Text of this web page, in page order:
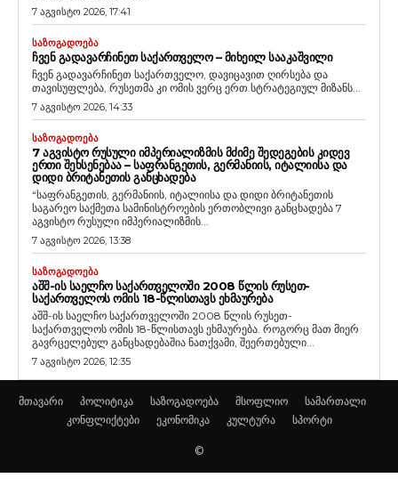
7 აგვისტო 2026, 17:41
ᲡᲐᲖᲝᲒᲐᲓᲝᲔᲑᲐ
ᲩᲕᲔᲜ ᲒᲐᲓᲐᲕᲐᲠᲩᲘᲜᲔᲗ ᲡᲐᲥᲐᲠᲗᲕᲔᲚᲝ – ᲛᲘᲮᲔᲘᲚ ᲡᲐᲐᲙᲐᲨᲕᲘᲚᲘ
ჩვენ გადავარჩინეთ საქართველო, დავიცავით ღირსება და
თავისუფლება, რუსეთმა კი ომის ვერც ერთ სტრატეგიულ მიზანს...
7 აგვისტო 2026, 14:33
ᲡᲐᲖᲝᲒᲐᲓᲝᲔᲑᲐ
7 ᲐᲒᲕᲘᲡᲢᲝ ᲠᲣᲡᲣᲚᲘ ᲘᲛᲞᲔᲠᲘᲐᲚᲘᲖᲛᲘᲡ ᲛᲫᲘᲛᲔ ᲨᲔᲓᲔᲒᲔᲑᲘᲡ ᲙᲘᲓᲔᲕ
ᲔᲠᲗᲘ ᲨᲔᲮᲡᲔᲜᲔᲑᲐᲐ – ᲡᲐᲤᲠᲐᲜᲒᲔᲗᲘᲡ, ᲒᲔᲠᲛᲐᲜᲘᲘᲡ, ᲘᲢᲐᲚᲘᲘᲡᲐ ᲓᲐ
ᲓᲘᲓᲘ ᲑᲠᲘᲢᲐᲜᲔᲗᲘᲡ ᲒᲐᲜᲪᲮᲐᲓᲔᲑᲐ
“საფრანგეთის, გერმანიის, იტალიისა და დიდი ბრიტანეთის
საგარეო საქმეთა სამინისტროების ერთობლივი განცხადება 7
აგვისტო რუსული იმპერიალიზმის...
7 აგვისტო 2026, 13:38
ᲡᲐᲖᲝᲒᲐᲓᲝᲔᲑᲐ
ᲐᲨᲨ-ᲘᲡ ᲡᲐᲔᲚᲩᲝ ᲡᲐᲥᲐᲠᲗᲕᲔᲚᲝᲨᲘ 2008 ᲬᲚᲘᲡ ᲠᲣᲡᲔᲗ-
ᲡᲐᲥᲐᲠᲗᲕᲔᲚᲝᲡ ᲝᲛᲘᲡ 18-ᲬᲚᲘᲡᲗᲐᲕᲡ ᲔᲮᲛᲐᲣᲠᲔᲑᲐ
აშშ-ის საელჩო საქართველოში 2008 წლის რუსეთ-
საქართველოს ომის 18-წლისთავს ეხმაურება. როგორც მათ მიერ
გავრცელებულ განცხადებაშია ნათქვამი, შეერთებული...
7 აგვისტო 2026, 12:35
მთავარი პოლიტიკა საზოგადოება მსოფლიო
სამართალი
კონფლიქტები
ეკონომიკა კულტურა სპორტი
©